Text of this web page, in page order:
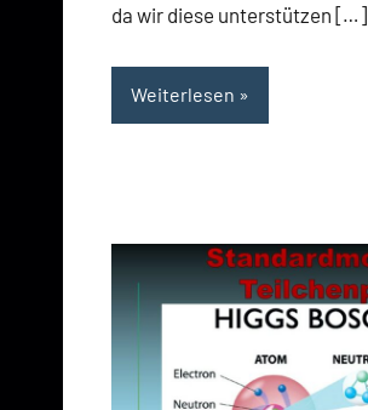
da wir diese unterstützen […]
Weiterlesen